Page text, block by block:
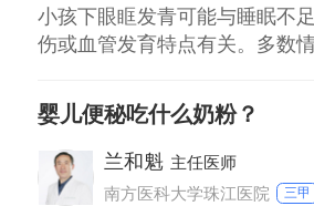
小孩下眼眶发青可能与睡眠不
伤或血管发育特点有关。多数
施。 睡眠不足或疲劳：婴幼儿
息紊乱时，眼周血液循环减慢
议保证每日1216小时睡眠，固
睡前过度兴奋。 过敏反应：过
婴儿便秘吃什么奶粉？
兰和魁 主任医师
南方医科大学珠江医院
三甲